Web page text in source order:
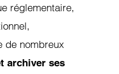
réglementaire,
de nombreux
archiver ses